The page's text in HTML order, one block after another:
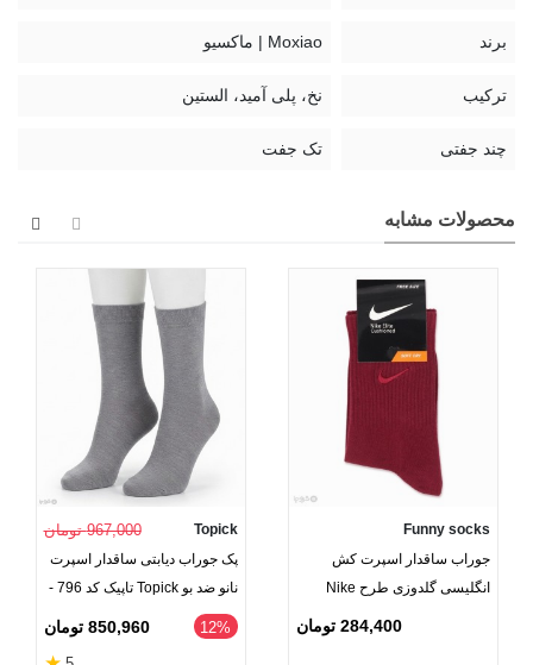
برند Moxiao | ماکسیو
ترکیب نخ، پلی آمید، الستین
چند جفتی تک جفت
محصولات مشابه
Funny socks
جوراب ساقدار اسپرت کش
انگلیسی گلدوزی طرح Nike
284,400 تومان
Topick 967,000 تومان
پک جوراب دیابتی ساقدار اسپرت
نانو ضد بو Topick تاپیک کد 796 -
بسته 2 جفتی
‎12% 850,960 تومان